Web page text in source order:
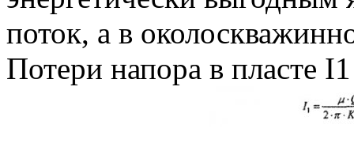
поток, а в
Потери напора в пласте